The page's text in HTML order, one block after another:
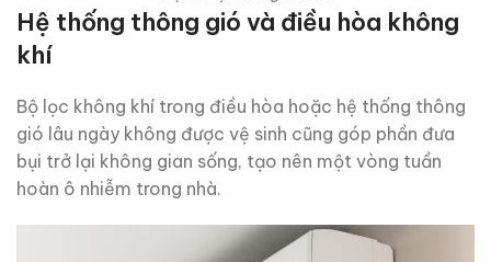
Hệ thống thông gió và điều hòa không
khí
Bộ lọc không khí trong điều hòa hoặc hệ thống thông
gió lâu ngày không được vệ sinh cũng góp phần đưa
bụi trở lại không gian sống, tạo nên một vòng tuần
hoàn ô nhiễm trong nhà.